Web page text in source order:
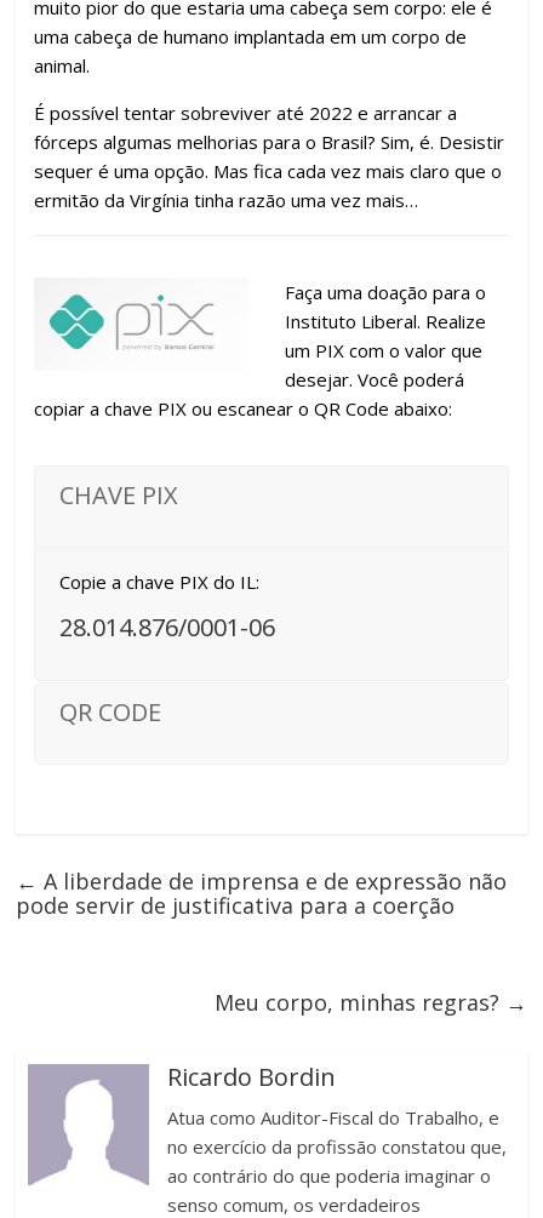
muito pior do que estaria uma cabeça sem corpo: ele é
uma cabeça de humano implantada em um corpo de
animal.
É possível tentar sobreviver até 2022 e arrancar a
fórceps algumas melhorias para o Brasil? Sim, é. Desistir
sequer é uma opção. Mas fica cada vez mais claro que o
ermitão da Virgínia tinha razão uma vez mais…
Faça uma doação para o
Instituto Liberal. Realize
um PIX com o valor que
desejar. Você poderá
copiar a chave PIX ou escanear o QR Code abaixo:
CHAVE PIX
Copie a chave PIX do IL:
28.014.876/0001-06
QR CODE
← A liberdade de imprensa e de expressão não
pode servir de justificativa para a coerção
Meu corpo, minhas regras? →
Ricardo Bordin
Atua como Auditor-Fiscal do Trabalho, e
no exercício da profissão constatou que,
ao contrário do que poderia imaginar o
senso comum, os verdadeiros